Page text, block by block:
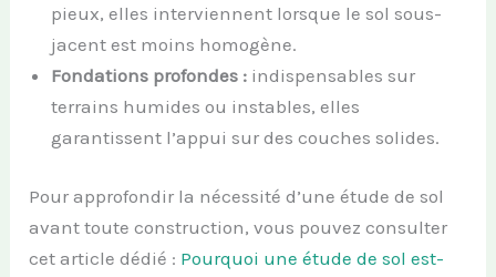
pieux, elles interviennent lorsque le sol sous-
jacent est moins homogène.
Fondations profondes : indispensables sur
terrains humides ou instables, elles
garantissent l’appui sur des couches solides.
Pour approfondir la nécessité d’une étude de sol
avant toute construction, vous pouvez consulter
cet article dédié : Pourquoi une étude de sol est-